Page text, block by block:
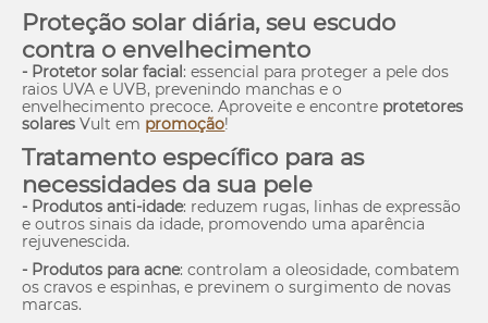
Proteção solar diária, seu escudo
contra o envelhecimento
- Protetor solar facial: essencial para proteger a pele dos
raios UVA e UVB, prevenindo manchas e o
envelhecimento precoce. Aproveite e encontre protetores
solaresVult em promoção!
Tratamento específico para as
necessidades da sua pele
- Produtos anti-idade: reduzem rugas, linhas de expressão
e outros sinais da idade, promovendo uma aparência
rejuvenescida.
- Produtos para acne: controlam a oleosidade, combatem
os cravos e espinhas, e previnem o surgimento de novas
marcas.